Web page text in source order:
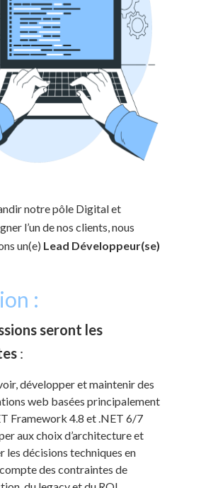
notre pôle Digital et
l’un de nos clients, nous
un(e) Lead Développeur(se)
:
seront les
:
développer et maintenir des
web basées principalement
Framework 4.8 et .NET 6/7
aux choix d’architecture et
les décisions techniques en
des contraintes de